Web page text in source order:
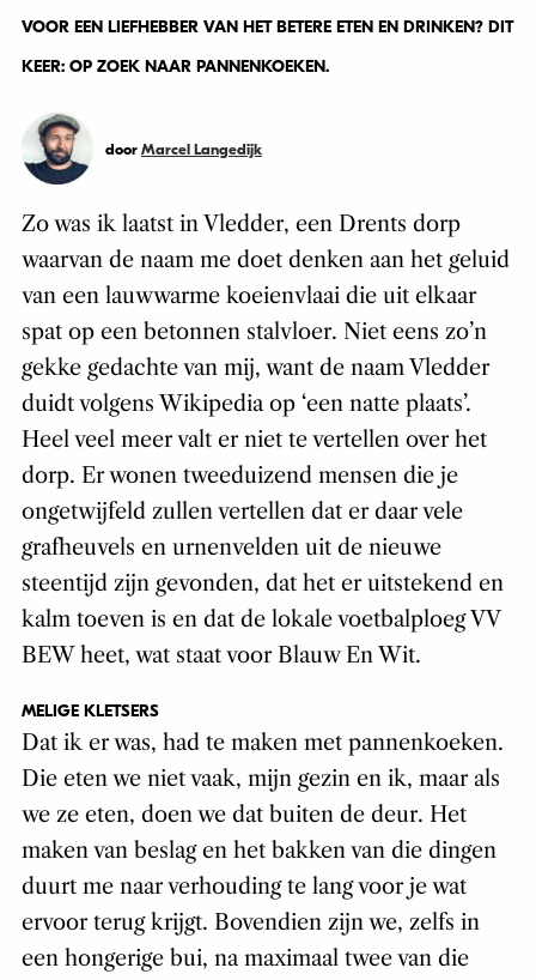
VOOR EEN LIEFHEBBER VAN HET BETERE ETEN EN DRINKEN? DIT
KEER: OP ZOEK NAAR PANNENKOEKEN.
door Marcel Langedijk
Zo was ik laatst in Vledder, een Drents dorp
waarvan de naam me doet denken aan het geluid
van een lauwwarme koeienvlaai die uit elkaar
spat op een betonnen stalvloer. Niet eens zo’n
gekke gedachte van mij, want de naam Vledder
duidt volgens Wikipedia op ‘een natte plaats’.
Heel veel meer valt er niet te vertellen over het
dorp. Er wonen tweeduizend mensen die je
ongetwijfeld zullen vertellen dat er daar vele
grafheuvels en urnenvelden uit de nieuwe
steentijd zijn gevonden, dat het er uitstekend en
kalm toeven is en dat de lokale voetbalploeg VV
BEW heet, wat staat voor Blauw En Wit.
MELIGE KLETSERS
Dat ik er was, had te maken met pannenkoeken.
Die eten we niet vaak, mijn gezin en ik, maar als
we ze eten, doen we dat buiten de deur. Het
maken van beslag en het bakken van die dingen
duurt me naar verhouding te lang voor je wat
ervoor terug krijgt. Bovendien zijn we, zelfs in
een hongerige bui, na maximaal twee van die